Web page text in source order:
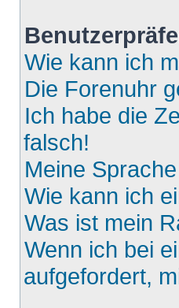
Wie kann ich
Die Forenuhr
Ich habe die
falsch!
Meine
Wie kann ich
Was ist mein
Wenn ich bei
aufgefordert,